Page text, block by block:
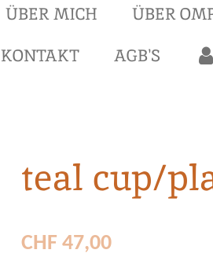
ÜBER MICH
ÜBER
KONTAKT AGB'S
teal cup/
CHF 47,00